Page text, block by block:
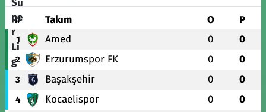
# Takım O P
1 Amed 0 0
2 Erzurumspor FK 0 0
3 Başakşehir 0 0
4 Kocaelispor 0 0